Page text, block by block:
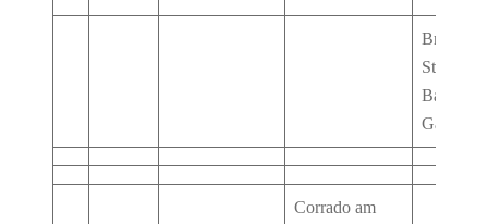
Str. 12,
Bad
Corrado am